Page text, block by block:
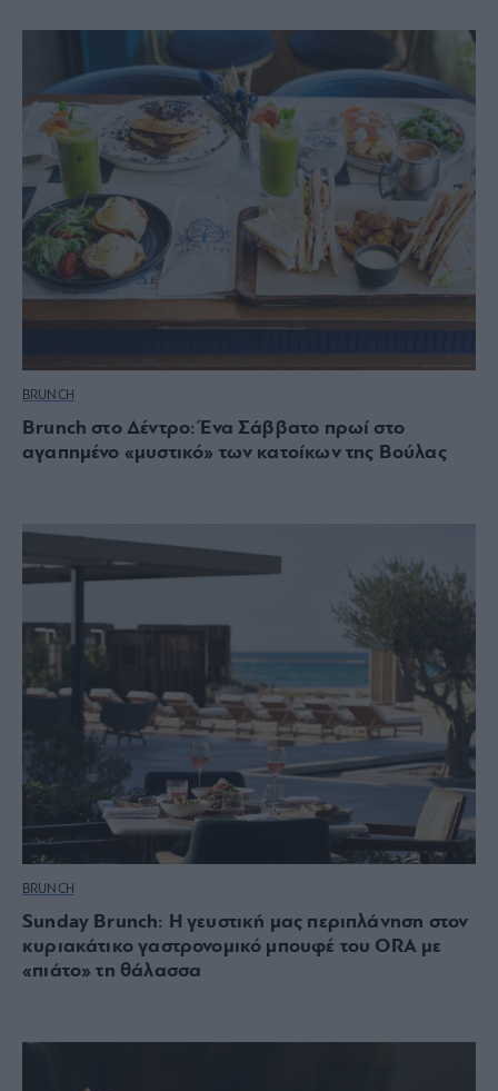
BRUNCH
Brunch στο Δέντρο: Ένα Σάββατο πρωί στο
αγαπημένο «μυστικό» των κατοίκων της Βούλας
BRUNCH
Sunday Brunch: Η γευστική μας περιπλάνηση στον
κυριακάτικο γαστρονομικό μπουφέ του ORA με
«πιάτο» τη θάλασσα